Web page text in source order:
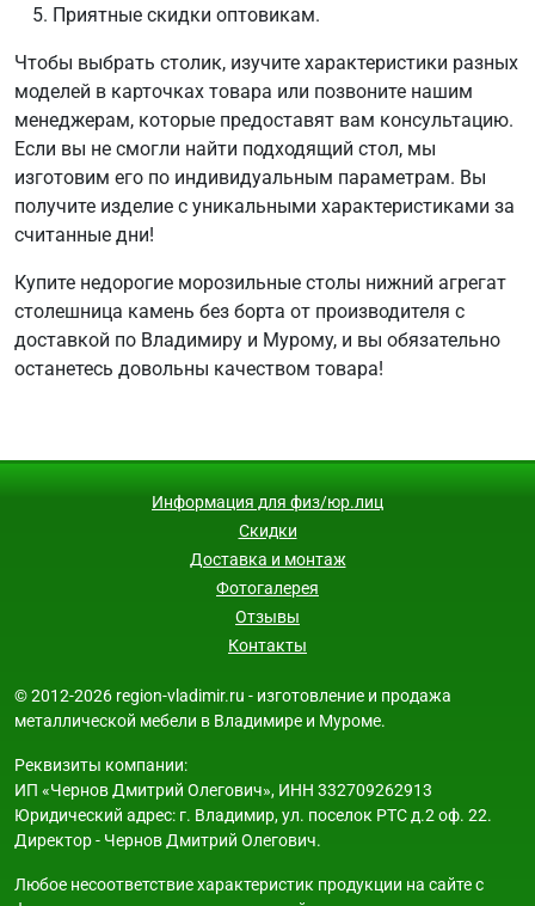
Приятные скидки оптовикам.
Чтобы выбрать столик, изучите характеристики разных
моделей в карточках товара или позвоните нашим
менеджерам, которые предоставят вам консультацию.
Если вы не смогли найти подходящий стол, мы
изготовим его по индивидуальным параметрам. Вы
получите изделие с уникальными характеристиками за
считанные дни!
Купите недорогие морозильные столы нижний агрегат
столешница камень без борта от производителя с
доставкой по Владимиру и Мурому, и вы обязательно
останетесь довольны качеством товара!
Информация для физ/юр.лиц
Скидки
Доставка и монтаж
Фотогалерея
Отзывы
Контакты
© 2012-2026 region-vladimir.ru - изготовление и продажа
металлической мебели в Владимире и Муроме.
Реквизиты компании:
ИП «Чернов Дмитрий Олегович», ИНН 332709262913
Юридический адрес: г. Владимир, ул. поселок РТС д.2 оф. 22.
Директор - Чернов Дмитрий Олегович.
Любое несоответствие характеристик продукции на сайте с